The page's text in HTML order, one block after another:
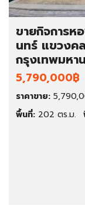
ขายกิจการ
นทร์ แขวงค
กรุงเทพมหา
5,790,000฿
ราคาขาย:
พื้นที่: 202 ตร.ม.